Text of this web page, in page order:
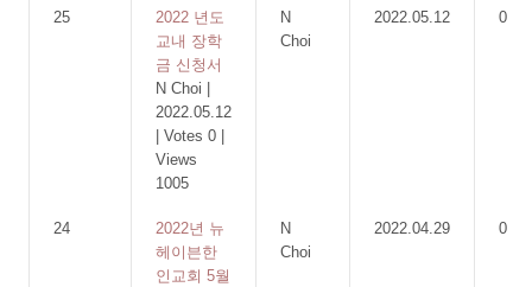
25
2022 년도
교내 장학
금 신청서
N Choi
2022.05.12
Votes 0
Views
1005
N
Choi
2022.05.12 0
24
2022년 뉴
헤이븐한
인교회 5월
N
Choi
2022.04.29 0